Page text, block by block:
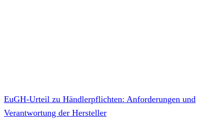
EuGH-Urteil zu Händlerpflichten: Anforderungen und
Verantwortung der Hersteller